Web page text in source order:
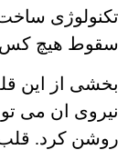
تکنولوژی
سقوط هیچ کس
بخشی از این
نیروی ان می
روشن کرد. قلب